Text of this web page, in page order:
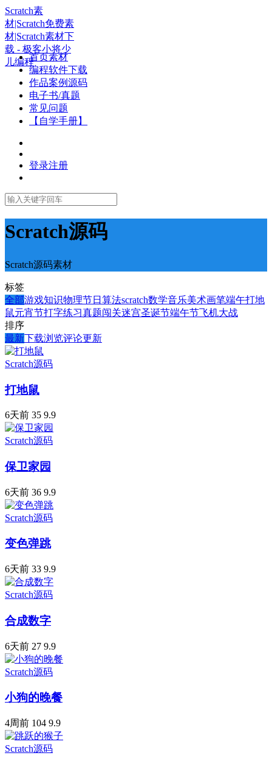
Scratch素
材|Scratch免费素
材|Scratch素材下
载 - 极客小将少
儿编程首页素材
编程软件下载
作品案例源码
电子书/真题
常见问题
【自学手册】
登录注册
Scratch源码
Scratch源码素材
标签
全部游戏知识物理节日 算法scratch数学音乐美术画笔端午打地
鼠元宵节打字练习真题闯关迷宫圣诞节端午节飞机大战
排序
最新下载浏览评论更新
Scratch源码
打地鼠
6天前 35 9.9
Scratch源码
保卫家园
6天前 36 9.9
Scratch源码
变色弹跳
6天前 33 9.9
Scratch源码
合成数字
6天前 27 9.9
Scratch源码
小狗的晚餐
4周前 104 9.9
Scratch源码